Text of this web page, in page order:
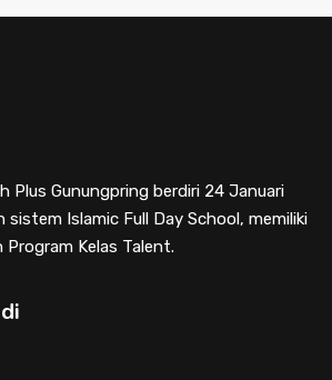
Plus Gunungpring berdiri 24 Januari
sistem Islamic Full Day School, memiliki
Kelas Talent.